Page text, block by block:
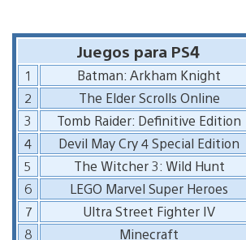
Juegos para PS4
1
Batman: Arkham Knight
2
The Elder Scrolls Online
3
Tomb Raider: Definitive Edition
4
Devil May Cry 4 Special Edition
5
The Witcher 3: Wild Hunt
6
LEGO Marvel Super Heroes
7
Ultra Street Fighter IV
8
Minecraft